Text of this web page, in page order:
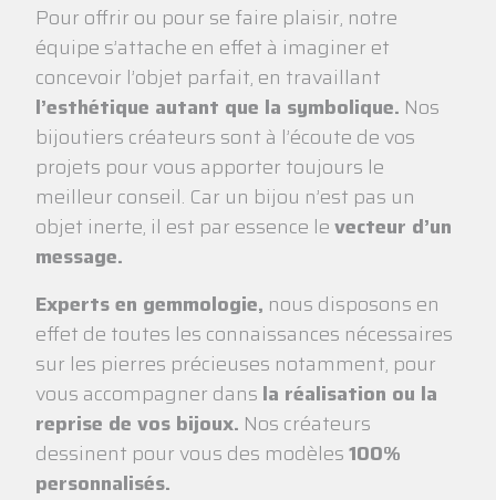
Pour offrir ou pour se faire plaisir, notre
équipe s’attache en effet à imaginer et
concevoir l’objet parfait, en travaillant
l’esthétique autant que la symbolique. Nos
bijoutiers créateurs sont à l’écoute de vos
projets pour vous apporter toujours le
meilleur conseil. Car un bijou n’est pas un
objet inerte, il est par essence levecteur d’un
message.
Experts en gemmologie, nous disposons en
effet de toutes les connaissances nécessaires
sur les pierres précieuses notamment, pour
vous accompagner dans la réalisation ou la
reprise de vos bijoux. Nos créateurs
dessinent pour vous des modèles100%
personnalisés.